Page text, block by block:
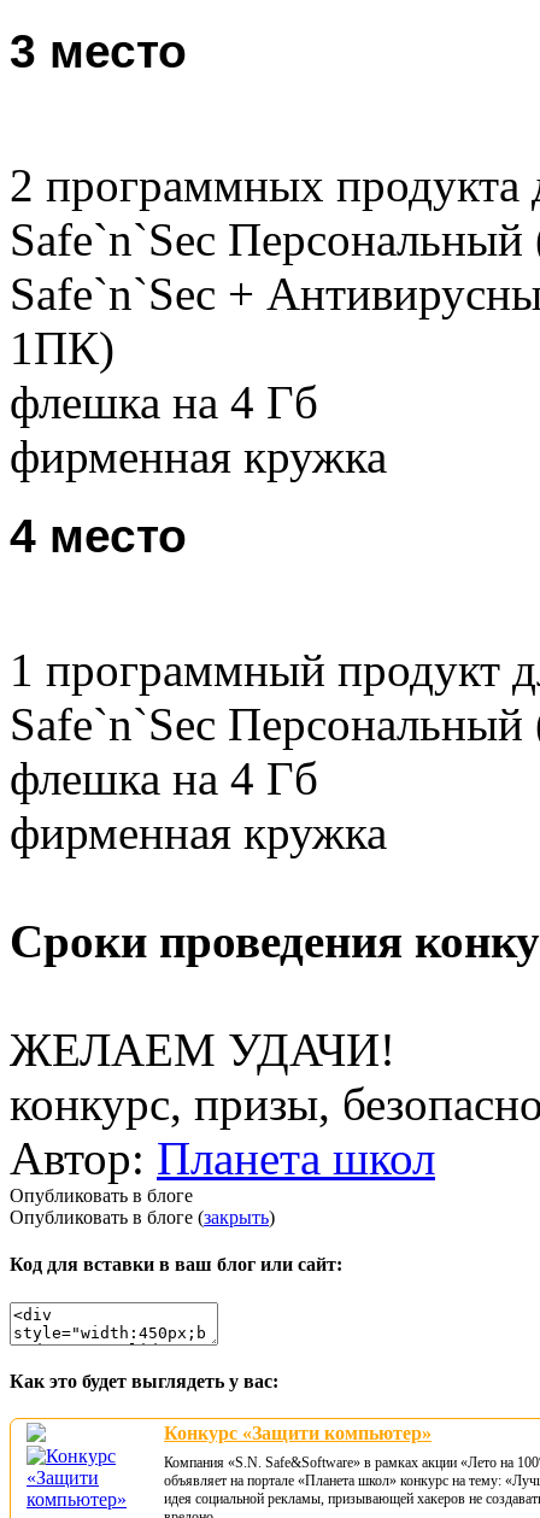
3 место
2 программных
Safe`n`Sec
Safe`n`Sec +
1ПК)
флешка на 4 Гб
фирменная кружка
4 место
1 программный продукт
Safe`n`Sec
флешка на 4 Гб
фирменная кружка
Сроки проведения
ЖЕЛАЕМ УДАЧИ!
конкурс, призы,
Автор: Планета школ
Опубликовать в блоге
Опубликовать в блоге (закрыть)
Код для вставки в ваш блог или сайт:
Как это будет выглядеть у вас:
Конкурс «Защити компьютер»
Компания «S.N. Safe&Software» в рамках акции «Лето на
объявляет на портале «Планета школ» конкурс на тему:
идея социальной рекламы, призывающей хакеров не